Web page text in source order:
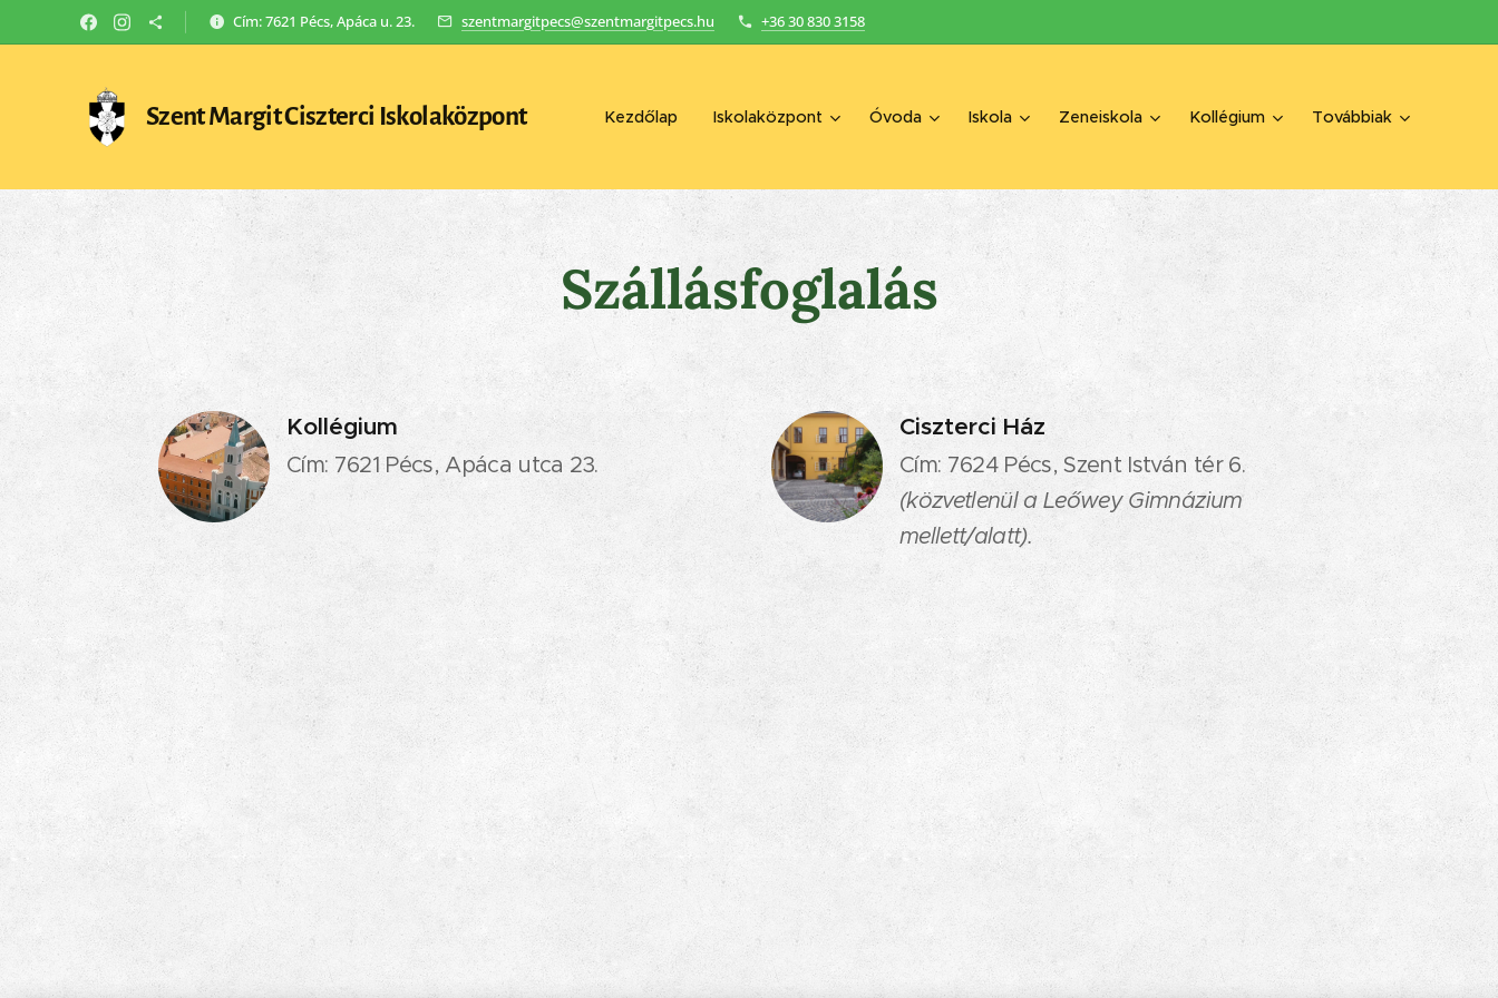
Cím: 7621 Pécs, Apáca u. 23. szentmargitpecs@szentmargitpecs.hu +36 30 830 3158
Szent Margit Ciszterci Iskolaközpont Kezdőlap Iskolaközpont Óvoda Iskola Zeneiskola Kollégium Továbbiak
Szállásfoglalás
Kollégium
Cím: 7621 Pécs, Apáca utca 23.
Ciszterci Ház
Cím: 7624 Pécs, Szent István tér 6.
(közvetlenül a Leőwey Gimnázium
mellett/alatt).